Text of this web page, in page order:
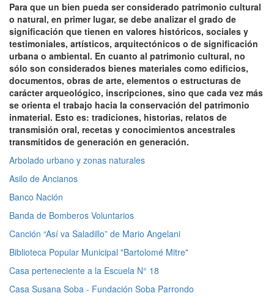
Para que un bien pueda ser considerado patrimonio cultural
o natural, en primer lugar, se debe analizar el grado de
significación que tienen en valores históricos, sociales y
testimoniales, artísticos, arquitectónicos o de significación
urbana o ambiental. En cuanto al patrimonio cultural, no
sólo son considerados bienes materiales como edificios,
documentos, obras de arte, elementos o estructuras de
carácter arqueológico, inscripciones, sino que cada vez más
se orienta el trabajo hacia la conservación del patrimonio
inmaterial. Esto es: tradiciones, historias, relatos de
transmisión oral, recetas y conocimientos ancestrales
transmitidos de generación en generación.
Arbolado urbano y zonas naturales
Asilo de Ancianos
Banco Nación
Banda de Bomberos Voluntarios
Canción “Así va Saladillo” de Mario Angelani
Biblioteca Popular Municipal "Bartolomé Mitre"
Casa perteneciente a la Escuela N° 18
Casa Susana Soba - Fundación Soba Parrondo